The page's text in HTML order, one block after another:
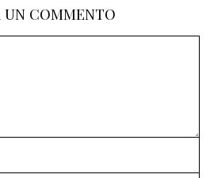
UN COMMENTO